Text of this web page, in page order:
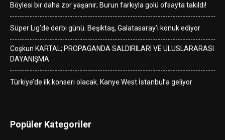
Böylesi bir daha zor yaşanır; Burun farkıyla golü ofsayta takıldı!
Süper Lig’de derbi günü. Beşiktaş, Galatasaray’ı konuk ediyor
Coşkun KARTAL; PROPAGANDA SALDIRILARI VE ULUSLARARASI
DAYANIŞMA
Türkiye’de ilk konseri olacak. Kanye West İstanbul’a geliyor
Popüler Kategoriler